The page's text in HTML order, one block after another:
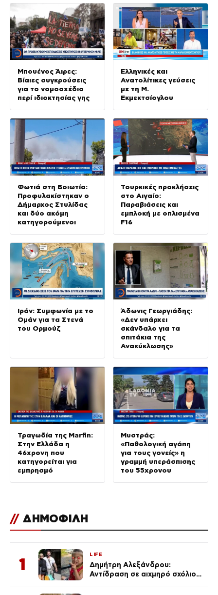
Μπουένος Άιρες:
Βίαιες συγκρούσεις
για το νομοσχέδιο
περί ιδιοκτησίας γης
Ελληνικές και
Ανατολίτικες γεύσεις
με τη Μ.
Εκμεκτσίογλου
Φωτιά στη Βοιωτία:
Προφυλακίστηκαν ο
Δήμαρχος Στυλίδας
και δύο ακόμη
κατηγορούμενοι
Τουρκικές προκλήσεις
στο Αιγαίο:
Παραβιάσεις και
εμπλοκή με οπλισμένα
F16
Ιράν: Συμφωνία με το
Ομάν για τα Στενά
του Ορμούζ
Άδωνις Γεωργιάδης:
«Δεν υπάρχει
σκάνδαλο για τα
σπιτάκια της
Ανακύκλωσης»
Τραγωδία της Marfin:
Στην Ελλάδα η
46χρονη που
κατηγορείται για
εμπρησμό
Μυστράς:
«Παθολογική αγάπη
για τους γονείς» η
γραμμή υπεράσπισης
του 55χρονου
// ΔΗΜΟΦΙΛΗ
1
LIFE
Δημήτρη Αλεξάνδρου:
Αντίδραση σε αιχμηρό σχόλιο